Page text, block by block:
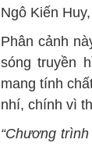
Ngô Kiến
Phân cảnh
sóng truyền
mang tính
nhí, chính vì
“Chương